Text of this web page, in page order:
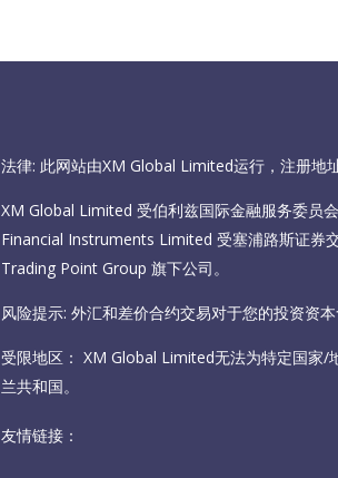
法律: 此网站由XM Global Limited运行，注册地
XM Global Limited 受伯利兹国际金融服务委员
Financial Instruments Limited 受塞浦路斯证券
Trading Point Group 旗下公司。
风险提示: 外汇和差价合约交易对于您的投资资
受限地区： XM Global Limited无法为特定国家/
兰共和国。
友情链接：